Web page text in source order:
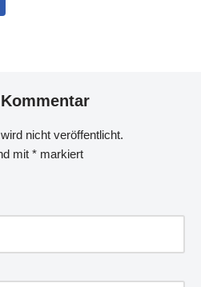
nicht veröffentlicht.
mit * markiert